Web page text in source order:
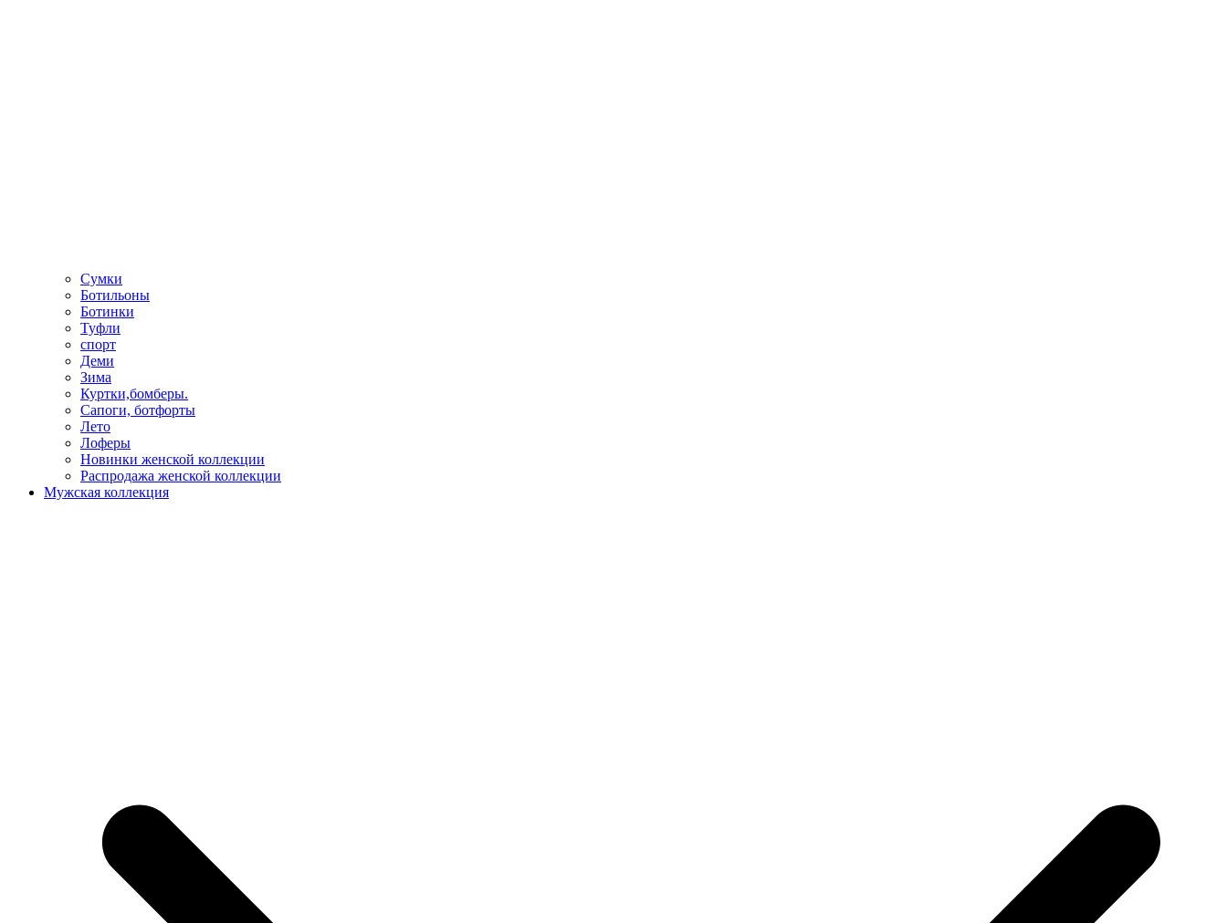
Сумки
Ботильоны
Ботинки
Туфли
спорт
Деми
Зима
Куртки,бомберы.
Сапоги, ботфорты
Лето
Лоферы
Новинки женской коллекции
Распродажа женской коллекции
Мужская коллекция